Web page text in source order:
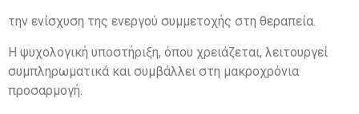
την ενίσχυση της ενεργού συμμετοχής στη θεραπεία.
Η ψυχολογική υποστήριξη, όπου χρειάζεται, λειτουργεί
συμπληρωματικά και συμβάλλει στη μακροχρόνια
προσαρμογή.